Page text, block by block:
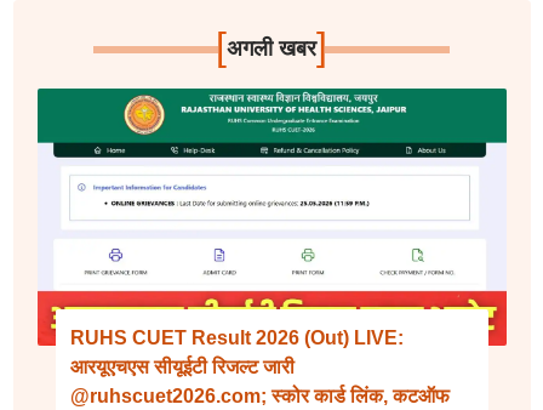
[अगली खबर]
RUHS CUET Result 2026 (Out) LIVE:
आरयूएचएस सीयूईटी रिजल्ट जारी
@ruhscuet2026.com; स्कोर कार्ड लिंक, कटऑफ